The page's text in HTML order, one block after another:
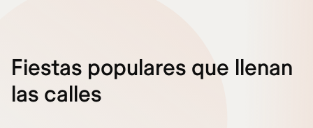
Fiestas populares que llenan
las calles